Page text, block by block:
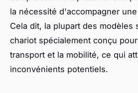
la nécessité d'accompagner
Cela dit, la plupart des modèles
chariot spécialement conçu
transport et la mobilité, ce qui
inconvénients potentiels.